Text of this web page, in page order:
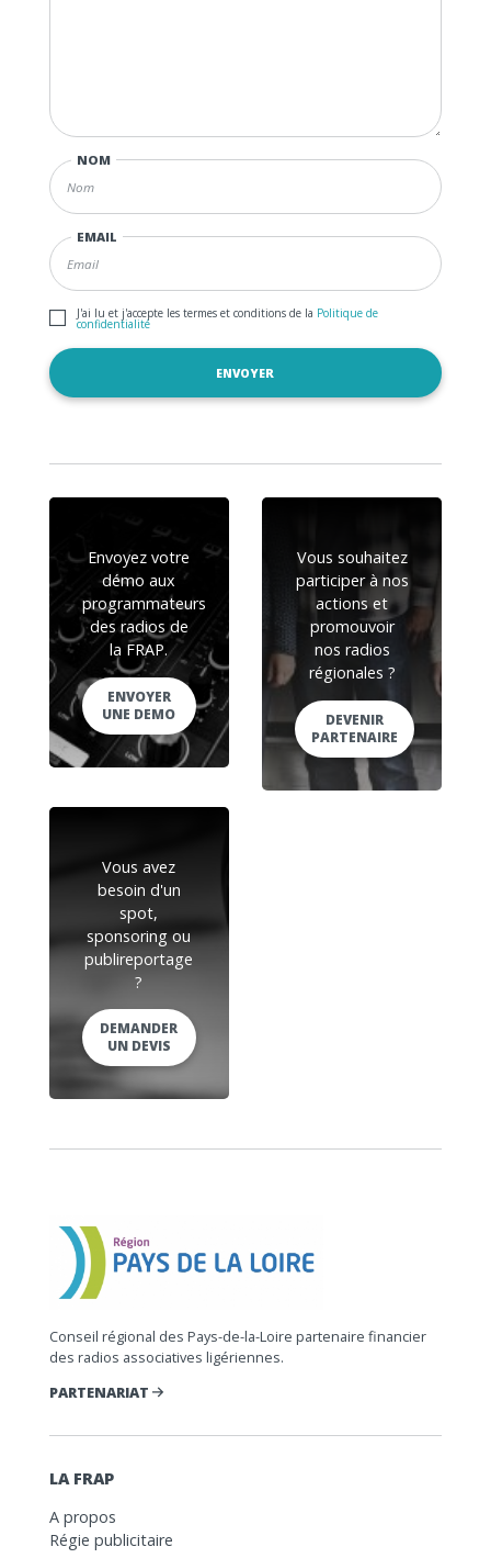
NOM
EMAIL
J'ai lu et j'accepte les termes et conditions de la Politique de
confidentialité
Envoyez votre
démo aux
programmateurs
des radios de
la FRAP.
ENVOYER
UNE DEMO
Vous souhaitez
participer à nos
actions et
promouvoir
nos radios
régionales ?
DEVENIR
PARTENAIRE
Vous avez
besoin d'un
spot,
sponsoring ou
publireportage
?
DEMANDER
UN DEVIS
Conseil régional des Pays-de-la-Loire partenaire financier
des radios associatives ligériennes.
PARTENARIAT
LA FRAP
A propos
Régie publicitaire